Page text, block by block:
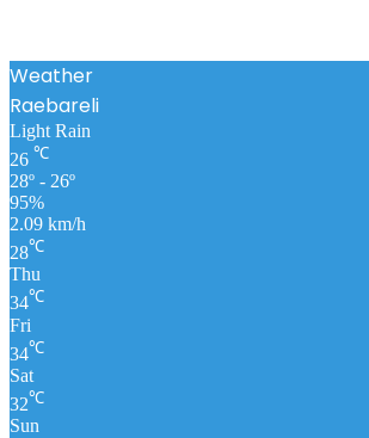
Weather
Raebareli
Light Rain
26 ℃
28º - 26º
95%
2.09 km/h
28℃
Thu
34℃
Fri
34℃
Sat
32℃
Sun